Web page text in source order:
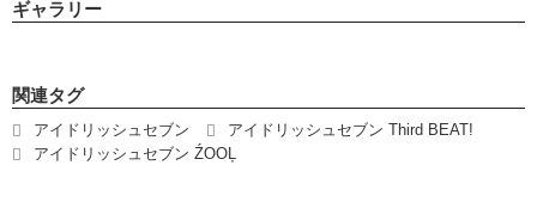
ギャラリー
関連タグ
アイドリッシュセブン
アイドリッシュセブン Third BEAT!
アイドリッシュセブン ŹOOĻ